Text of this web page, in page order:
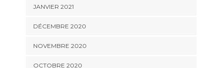
JANVIER 2021
DÉCEMBRE 2020
NOVEMBRE 2020
OCTOBRE 2020